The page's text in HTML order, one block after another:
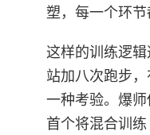
塑，每一个环
这样的训练逻
站加八次跑步
一种考验。爆
首个将混合训